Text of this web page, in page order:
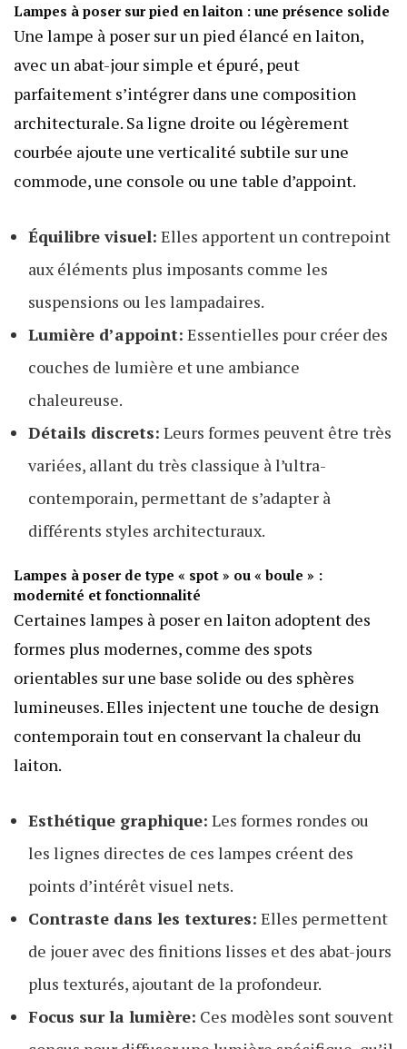
Lampes à poser sur pied en laiton : une présence solide
Une lampe à poser sur un pied élancé en laiton,
avec un abat-jour simple et épuré, peut
parfaitement s’intégrer dans une composition
architecturale. Sa ligne droite ou légèrement
courbée ajoute une verticalité subtile sur une
commode, une console ou une table d’appoint.
Équilibre visuel: Elles apportent un contrepoint
aux éléments plus imposants comme les
suspensions ou les lampadaires.
Lumière d’appoint: Essentielles pour créer des
couches de lumière et une ambiance
chaleureuse.
Détails discrets: Leurs formes peuvent être très
variées, allant du très classique à l’ultra-
contemporain, permettant de s’adapter à
différents styles architecturaux.
Lampes à poser de type « spot » ou « boule » :
modernité et fonctionnalité
Certaines lampes à poser en laiton adoptent des
formes plus modernes, comme des spots
orientables sur une base solide ou des sphères
lumineuses. Elles injectent une touche de design
contemporain tout en conservant la chaleur du
laiton.
Esthétique graphique: Les formes rondes ou
les lignes directes de ces lampes créent des
points d’intérêt visuel nets.
Contraste dans les textures: Elles permettent
de jouer avec des finitions lisses et des abat-jours
plus texturés, ajoutant de la profondeur.
Focus sur la lumière: Ces modèles sont souvent